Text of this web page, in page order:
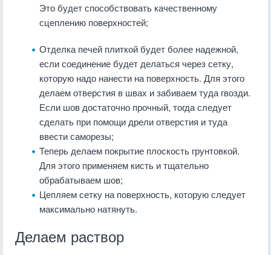
Это будет способствовать качественному
сцеплению поверхностей;
Отделка печей плиткой будет более надежной,
если соединение будет делаться через сетку,
которую надо нанести на поверхность. Для этого
делаем отверстия в швах и забиваем туда гвозди.
Если шов достаточно прочный, тогда следует
сделать при помощи дрели отверстия и туда
ввести саморезы;
Теперь делаем покрытие плоскость грунтовкой.
Для этого применяем кисть и тщательно
обрабатываем шов;
Цепляем сетку на поверхность, которую следует
максимально натянуть.
Делаем раствор